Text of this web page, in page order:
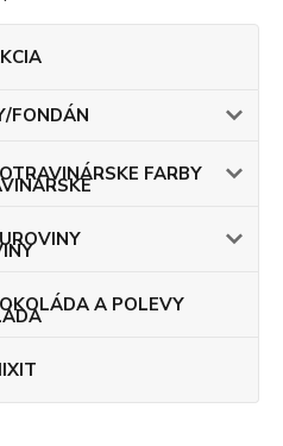
FONDÁN
FARBY
A POLEVY